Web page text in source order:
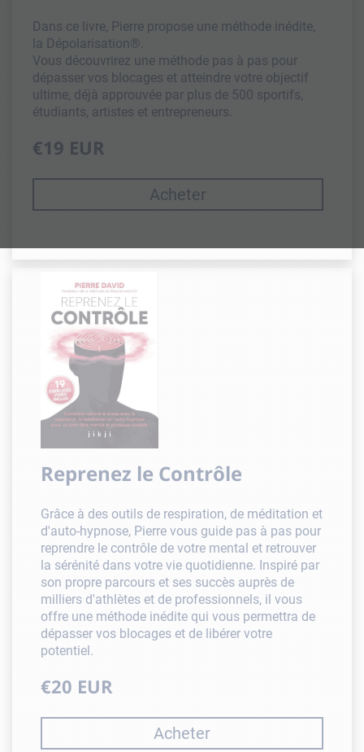
Dans ce livre, Pierre propose une méthode inédite,
la Dépolarisation®.
Vous découvrirez une méthode pas à pas pour
dépasser vos blocages et atteindre votre objectif
ultime, déjà approuvée par plus de 500 sportifs,
étudiants, artistes et entrepreneurs.
€19 EUR
Acheter
Reprenez le Contrôle
Grâce à des outils de respiration, de méditation et
d'auto-hypnose, Pierre vous guide pas à pas pour
reprendre le contrôle de votre mental et retrouver
la sérénité dans votre vie quotidienne. Inspiré par
son propre parcours et ses succès auprès de
milliers d'athlètes et de professionnels, il vous
offre une méthode inédite qui vous permettra de
dépasser vos blocages et de libérer votre
potentiel.
€20 EUR
Acheter